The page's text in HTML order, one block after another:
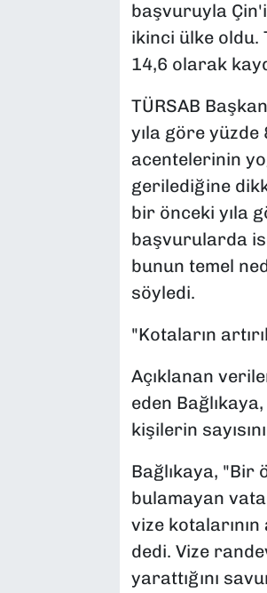
başvuruyla
ikinci ülke oldu.
14,6 olarak
TÜRSAB
yıla göre
acentelerinin
gerilediğine
bir önceki yıla
başvurularda
bunun temel
söyledi.
"Kotaların
Açıklanan
eden
kişilerin
Bağlıkaya, "Bir
bulamayan
vize kotalarının
dedi. Vize
yarattığını